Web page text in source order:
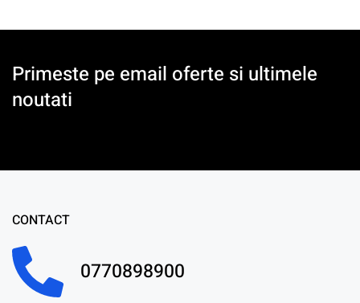
Primeste pe email oferte si ultimele
noutati
CONTACT
0770898900